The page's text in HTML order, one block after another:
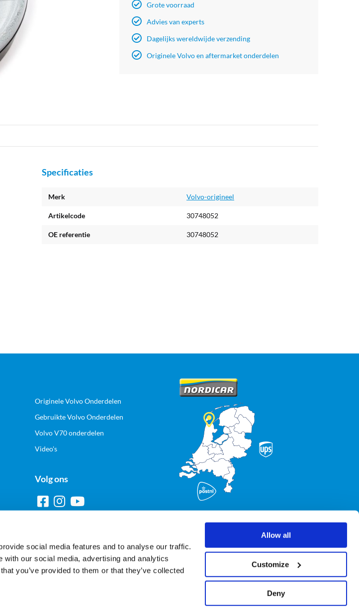
social media features and to analyse our traffic.
our social media, advertising and analytics
you’ve provided to them or that they’ve collected
Allow all
Customize
Deny
Grote voorraad
Advies van experts
Dagelijks wereldwijde verzending
Originele Volvo en aftermarket onderdelen
Specificaties
Merk Volvo-origineel
Artikelcode 30748052
OE referentie 30748052
Originele Volvo Onderdelen
Gebruikte Volvo Onderdelen
Volvo V70 onderdelen
Video's
Volg ons
betalen